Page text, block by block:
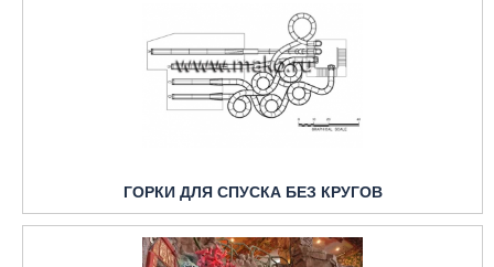
ГОРКИ ДЛЯ СПУСКА БЕЗ КРУГОВ